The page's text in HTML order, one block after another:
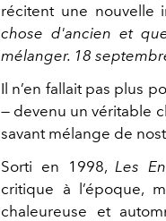
récitent une nouvelle
chose d'ancien et
mélanger. 18
Il n’en fallait pas plus
— devenu un véritable
savant mélange de
Sorti en 1998, Les
critique à l’époque,
chaleureuse et